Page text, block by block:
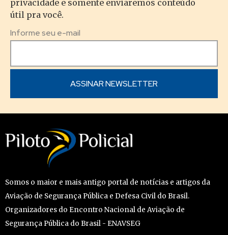
privacidade e somente enviaremos conteúdo
útil pra você.
Informe seu e-mail
Somos o maior e mais antigo portal de notícias e artigos da
Aviação de Segurança Pública e Defesa Civil do Brasil.
Organizadores do Encontro Nacional de Aviação de
Segurança Pública do Brasil - ENAVSEG